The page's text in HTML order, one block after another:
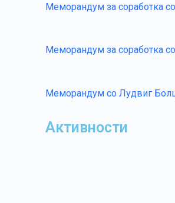
Меморандум за соработка
Меморандум за соработка
Меморандум со Лудвиг
Активности